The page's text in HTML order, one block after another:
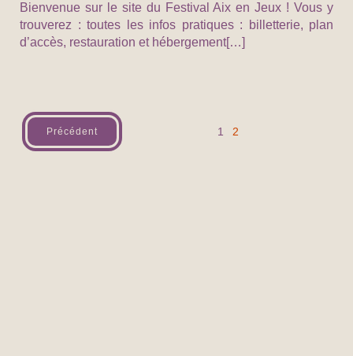
Bienvenue sur le site du Festival Aix en Jeux ! Vous y
trouverez : toutes les infos pratiques : billetterie, plan
d’accès, restauration et hébergement[…]
Précédent 1 2